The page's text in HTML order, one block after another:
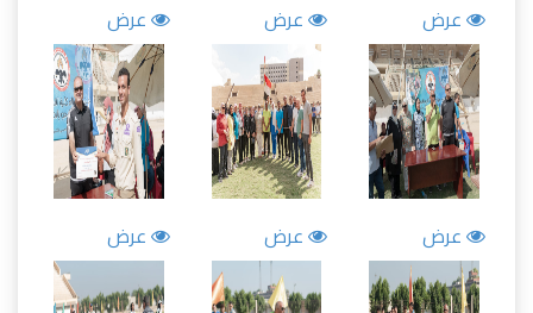
عرض عرض عرض
عرض عرض عرض